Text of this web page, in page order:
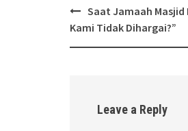
Post
navigation
Saat Jamaah
Kami Tidak Dihargai?”
Leave a Reply